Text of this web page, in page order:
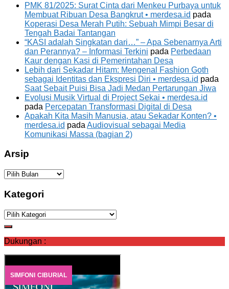
PMK 81/2025: Surat Cinta dari Menkeu Purbaya untuk
Membuat Ribuan Desa Bangkrut • merdesa.id pada
Koperasi Desa Merah Putih: Sebuah Mimpi Besar di
Tengah Badai Tantangan
“KASI adalah Singkatan dari…” – Apa Sebenarnya Arti
dan Perannya? – Informasi Terkini pada Perbedaan
Kaur dengan Kasi di Pemerintahan Desa
Lebih dari Sekadar Hitam: Mengenal Fashion Goth
sebagai Identitas dan Ekspresi Diri • merdesa.id pada
Saat Sebait Puisi Bisa Jadi Medan Pertarungan Jiwa
Evolusi Musik Virtual di Project Sekai • merdesa.id
pada Percepatan Transformasi Digital di Desa
Apakah Kita Masih Manusia, atau Sekadar Konten? •
merdesa.id pada Audiovisual sebagai Media
Komunikasi Massa (bagian 2)
Arsip
Arsip
Kategori
Kategori
Dukungan :